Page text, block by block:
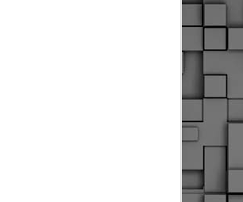
αστυνομικούς, οι οποίοι έχουν
εκπαίδευσή τους και
καθήκοντα.
ο Δήμος παρέλαβε τρία
οποία θα χρησιμοποιούνται για
μετακινήσεις των